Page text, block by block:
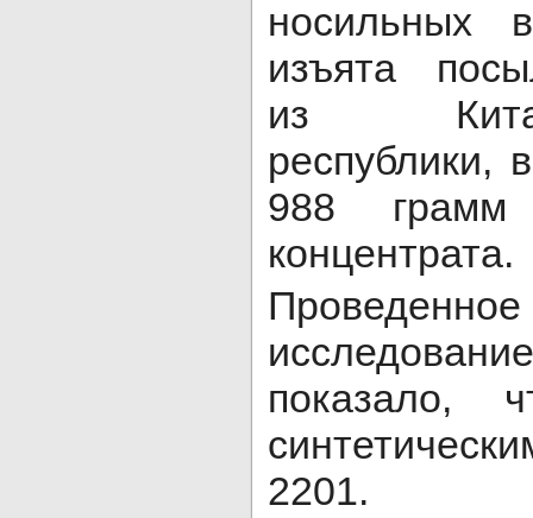
изъята
из
республики,
988 грамм
концентрата.
показало,
2201.